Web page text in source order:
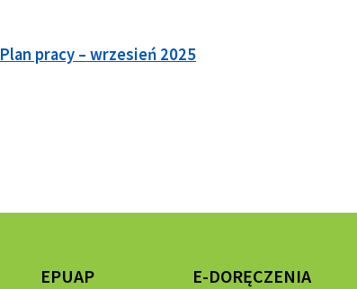
Plan pracy – wrzesień 2025
EPUAP E-DORĘCZENIA